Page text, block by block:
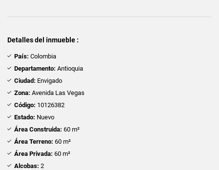
Detalles del inmueble :
País: Colombia
Departamento: Antioquia
Ciudad: Envigado
Zona: Avenida Las Vegas
Código: 10126382
Estado: Nuevo
Área Construida: 60 m²
Área Terreno: 60 m²
Área Privada: 60 m²
Alcobas: 2